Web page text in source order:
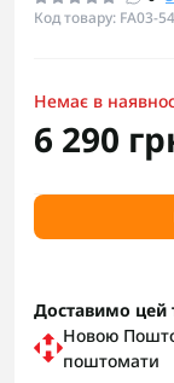
Код товару: FA03-
Немає в
6 290
Доставимо цей
Новою
поштомати